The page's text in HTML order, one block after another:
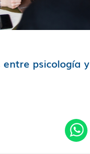
psicología y